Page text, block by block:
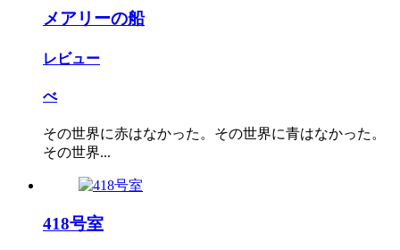
メアリーの船
レビュー
べ
その世界に赤はなかった。その世界に青はなかった。
その世界...
418号室